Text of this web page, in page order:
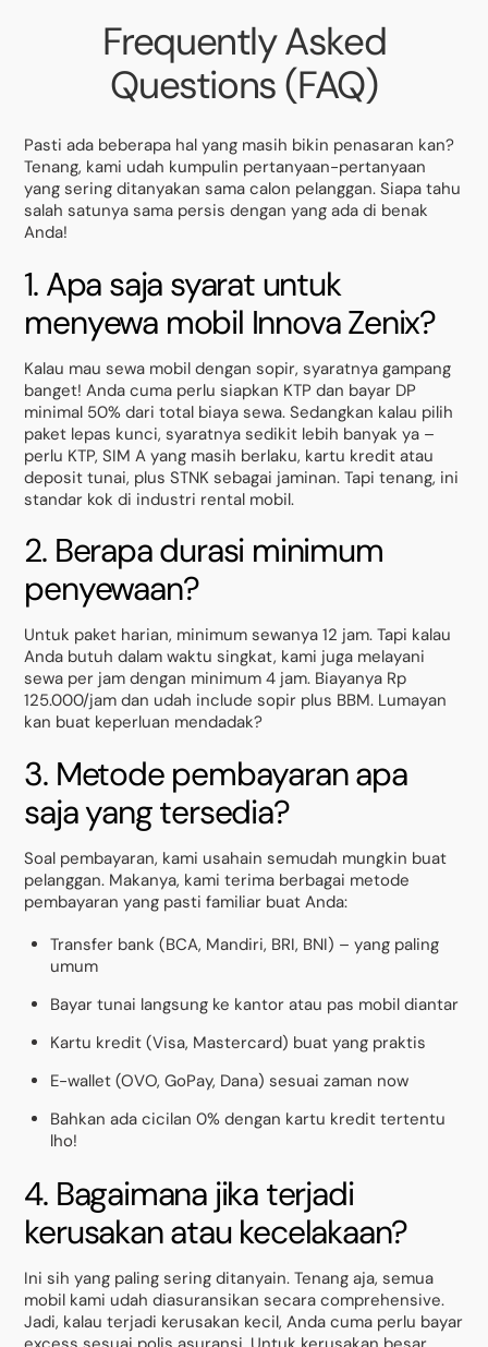
Frequently Asked
Questions (FAQ)
Pasti ada beberapa hal yang masih bikin penasaran kan?
Tenang, kami udah kumpulin pertanyaan-pertanyaan
yang sering ditanyakan sama calon pelanggan. Siapa tahu
salah satunya sama persis dengan yang ada di benak
Anda!
1. Apa saja syarat untuk
menyewa mobil Innova Zenix?
Kalau mau sewa mobil dengan sopir, syaratnya gampang
banget! Anda cuma perlu siapkan KTP dan bayar DP
minimal 50% dari total biaya sewa. Sedangkan kalau pilih
paket lepas kunci, syaratnya sedikit lebih banyak ya –
perlu KTP, SIM A yang masih berlaku, kartu kredit atau
deposit tunai, plus STNK sebagai jaminan. Tapi tenang, ini
standar kok di industri rental mobil.
2. Berapa durasi minimum
penyewaan?
Untuk paket harian, minimum sewanya 12 jam. Tapi kalau
Anda butuh dalam waktu singkat, kami juga melayani
sewa per jam dengan minimum 4 jam. Biayanya Rp
125.000/jam dan udah include sopir plus BBM. Lumayan
kan buat keperluan mendadak?
3. Metode pembayaran apa
saja yang tersedia?
Soal pembayaran, kami usahain semudah mungkin buat
pelanggan. Makanya, kami terima berbagai metode
pembayaran yang pasti familiar buat Anda:
Transfer bank (BCA, Mandiri, BRI, BNI) – yang paling
umum
Bayar tunai langsung ke kantor atau pas mobil diantar
Kartu kredit (Visa, Mastercard) buat yang praktis
E-wallet (OVO, GoPay, Dana) sesuai zaman now
Bahkan ada cicilan 0% dengan kartu kredit tertentu
lho!
4. Bagaimana jika terjadi
kerusakan atau kecelakaan?
Ini sih yang paling sering ditanyain. Tenang aja, semua
mobil kami udah diasuransikan secara comprehensive.
Jadi, kalau terjadi kerusakan kecil, Anda cuma perlu bayar